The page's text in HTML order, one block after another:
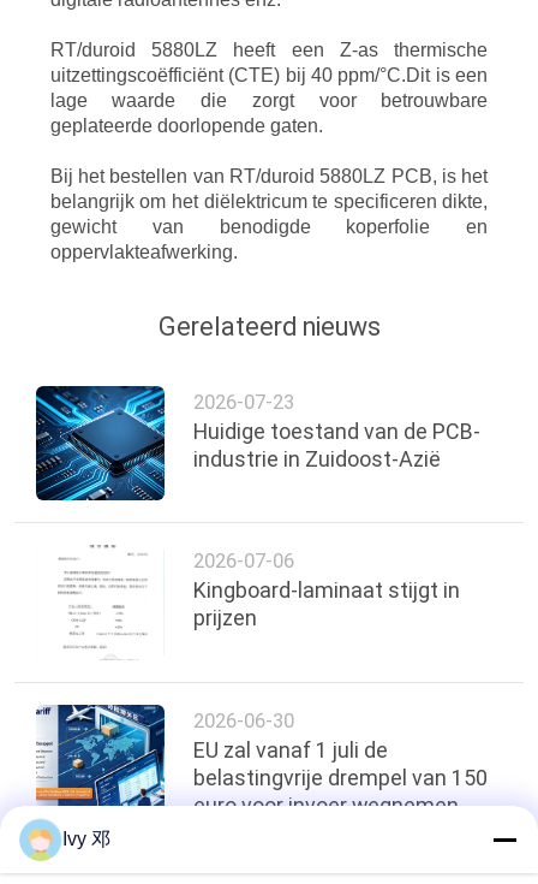
RT/duroid 5880LZ heeft een Z-as thermische
uitzettingscoëfficiënt (CTE) bij 40 ppm/°C.Dit is een
lage waarde die zorgt voor betrouwbare
geplateerde doorlopende gaten.
Bij het bestellen van RT/duroid 5880LZ PCB, is het
belangrijk om het diëlektricum te specificeren dikte,
gewicht van benodigde koperfolie en
oppervlakteafwerking.
Gerelateerd nieuws
2026-07-23
Huidige toestand van de PCB-
industrie in Zuidoost-Azië
2026-07-06
Kingboard-laminaat stijgt in
prijzen
2026-06-30
EU zal vanaf 1 juli de
belastingvrije drempel van 150
euro voor invoer wegnemen
Ivy 邓